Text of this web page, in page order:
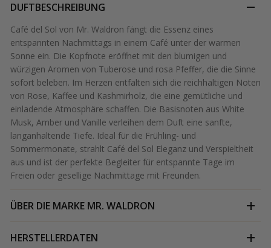
DUFTBESCHREIBUNG
Café del Sol von Mr. Waldron fängt die Essenz eines
entspannten Nachmittags in einem Café unter der warmen
Sonne ein. Die Kopfnote eröffnet mit den blumigen und
würzigen Aromen von Tuberose und rosa Pfeffer, die die Sinne
sofort beleben. Im Herzen entfalten sich die reichhaltigen Noten
von Rose, Kaffee und Kashmirholz, die eine gemütliche und
einladende Atmosphäre schaffen. Die Basisnoten aus White
Musk, Amber und Vanille verleihen dem Duft eine sanfte,
langanhaltende Tiefe. Ideal für die Frühling- und
Sommermonate, strahlt Café del Sol Eleganz und Verspieltheit
aus und ist der perfekte Begleiter für entspannte Tage im
Freien oder gesellige Nachmittage mit Freunden.
ÜBER DIE MARKE MR. WALDRON
HERSTELLERDATEN